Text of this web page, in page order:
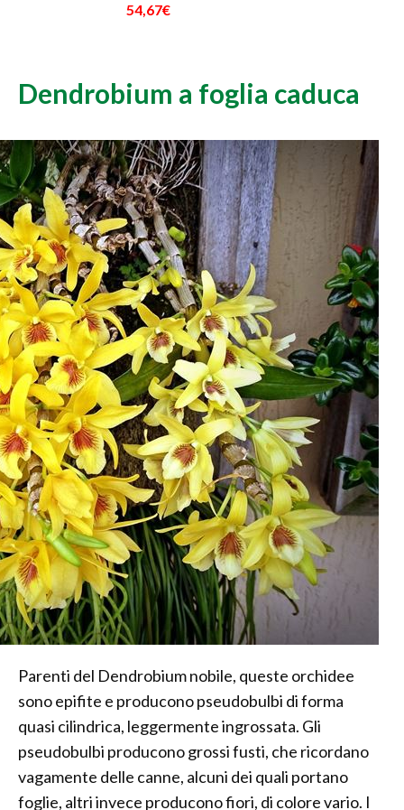
54,67€
Dendrobium a foglia caduca
Parenti del Dendrobium nobile, queste orchidee
sono epifite e producono pseudobulbi di forma
quasi cilindrica, leggermente ingrossata. Gli
pseudobulbi producono grossi fusti, che ricordano
vagamente delle canne, alcuni dei quali portano
foglie, altri invece producono fiori, di colore vario. I